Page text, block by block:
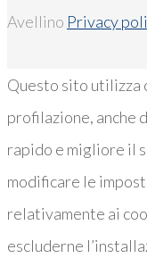
Avellino Privacy
Questo sito utilizza
profilazione, anche
rapido e migliore il
modificare le
relativamente ai
escluderne